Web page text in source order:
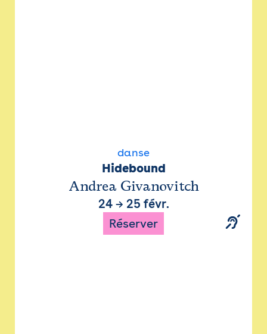
danse
Hidebound
Andrea Givanovitch
24→ 25 févr.
Réserver